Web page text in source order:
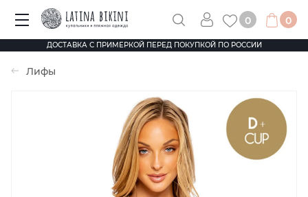
ДОСТАВКА С ПРИМЕРКОЙ ПЕРЕД ПОКУПКОЙ ПО РОССИИ
0 0
Лифы